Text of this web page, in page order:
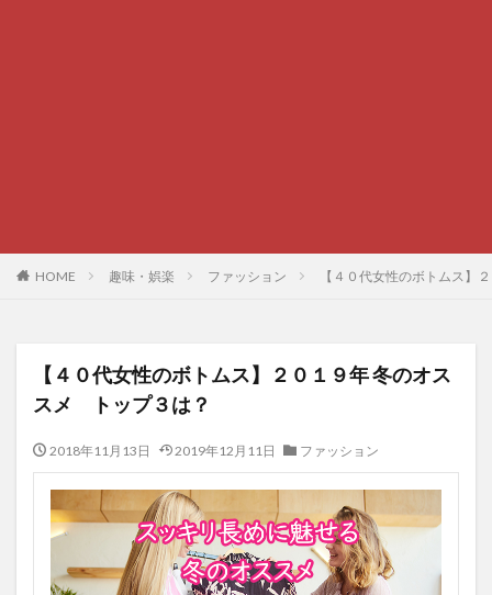
HOME 趣味・娯楽 ファッション 【４０代女性のボトムス
【４０代女性のボトムス】２０１９年 冬のオス
スメ トップ３は？
2018年11月13日 2019年12月11日 ファッション